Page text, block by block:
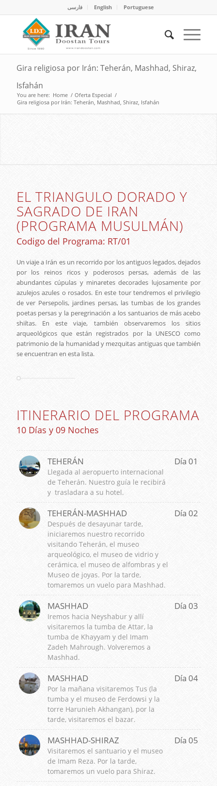
فارسی English Portuguese
Gira religiosa por Irán: Teherán, Mashhad, Shiraz,
Isfahán
You are here: Home / Oferta Especial /
Gira religiosa por Irán: Teherán, Mashhad, Shiraz, Isfahán
EL TRIANGULO DORADO Y
SAGRADO DE IRAN
(PROGRAMA MUSULMÁN)
Codigo del Programa: RT/01
Un viaje a Irán es un recorrido por los antiguos legados, dejados
por los reinos ricos y poderosos persas, además de las
abundantes cúpulas y minaretes decorades lujosamente por
azulejos azules o rosados. En este tour tendremos el privilegio
de ver Persepolis, jardines persas, las tumbas de los grandes
poetas persas y la peregrinación a los santuarios de más acebo
shiítas. En este viaje, también observaremos los sitios
arqueológicos que están registrados por la UNESCO como
patrimonio de la humanidad y mezquitas antiguas que también
se encuentran en esta lista.
ITINERARIO DEL PROGRAMA
10 Días y 09 Noches
TEHERÁN Día 01
Llegada al aeropuerto internacional
de Teherán. Nuestro guía le recibirá
y trasladara a su hotel.
TEHERÁN-MASHHAD Día 02
Después de desayunar tarde,
iniciaremos nuestro recorrido
visitando Teherán, el museo
arqueológico, el museo de vidrio y
cerámica, el museo de alfombras y el
Museo de joyas. Por la tarde,
tomaremos un vuelo para Mashhad.
MASHHAD Día 03
Iremos hacia Neyshabur y allí
visitaremos la tumba de Attar, la
tumba de Khayyam y del Imam
Zadeh Mahrough. Volveremos a
Mashhad.
MASHHAD Día 04
Por la mañana visitaremos Tus (la
tumba y el museo de Ferdowsi y la
torre Harunieh Akhangan), por la
tarde, visitaremos el bazar.
MASHHAD-SHIRAZ Día 05
Visitaremos el santuario y el museo
de Imam Reza. Por la tarde,
tomaremos un vuelo para Shiraz.